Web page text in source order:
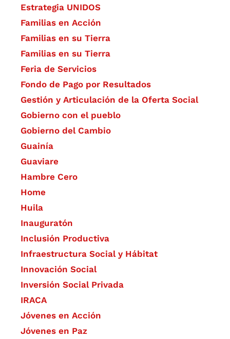
Estrategia UNIDOS
Familias en Acción
Familias en su Tierra
Familias en su Tierra
Feria de Servicios
Fondo de Pago por Resultados
Gestión y Articulación de la Oferta Social
Gobierno con el pueblo
Gobierno del Cambio
Guainía
Guaviare
Hambre Cero
Home
Huila
Inauguratón
Inclusión Productiva
Infraestructura Social y Hábitat
​Innovación Social
Inversión Social Privada
IRACA
Jóvenes en Acción
Jóvenes en Paz